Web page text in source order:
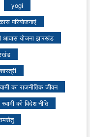
yogi
परियोजनाएं
आवास योजना झारखंड
का राजनीतिक जीवन
की विदेश नीति